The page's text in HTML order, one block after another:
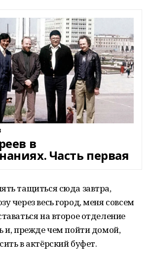
в
Часть первая
тащиться сюда завтра,
через весь город, меня совсем
на второе отделение
и, прежде чем пойти домой,
в актёрский буфет.